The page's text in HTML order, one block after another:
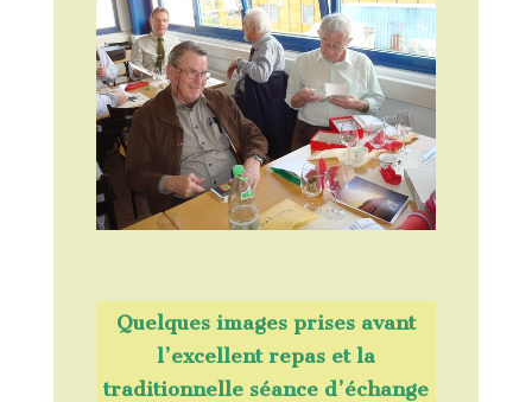
Quelques images prises avant
l’excellent repas et la
traditionnelle séance d’échange